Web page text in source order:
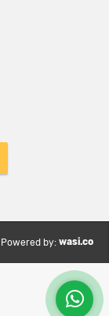
Powered by: wasi.co